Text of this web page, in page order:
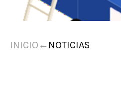
INICIO ← NOTICIAS